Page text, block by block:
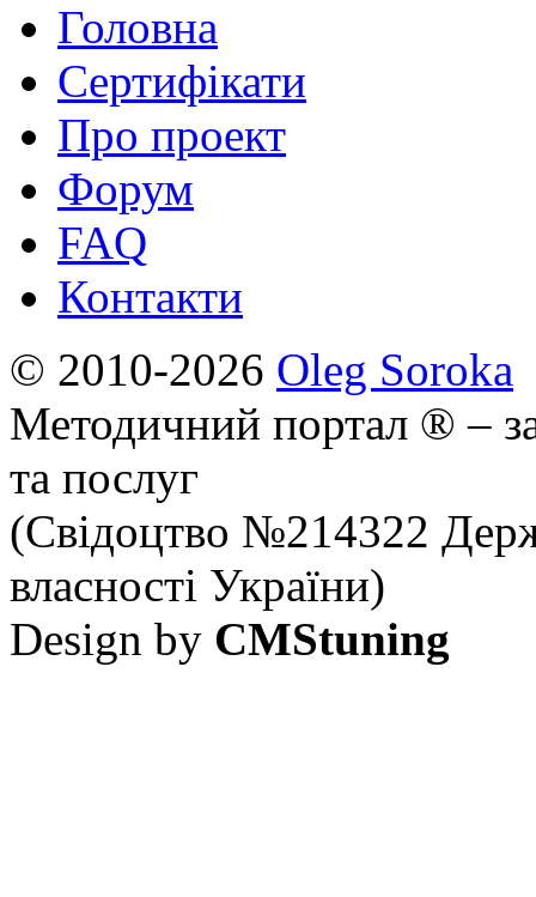
Головна
Сертифікати
Про проект
Форум
FAQ
Контакти
© 2010-2026 Oleg Soroka
Методичний портал ® –
та послуг
(Свідоцтво №214322
власності України)
Design by CMStuning